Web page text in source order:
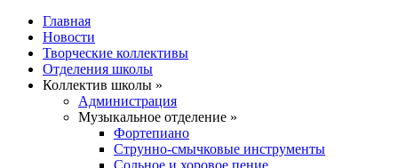
Главная
Новости
Творческие коллективы
Отделения школы
Коллектив школы »
Администрация
Музыкальное отделение »
Фортепиано
Струнно-смычковые инструменты
Сольное и хоровое пение